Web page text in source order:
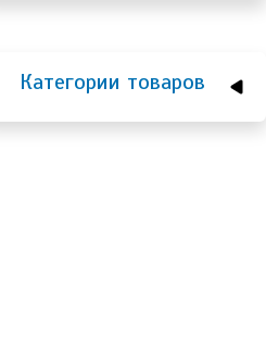
Категории товаров